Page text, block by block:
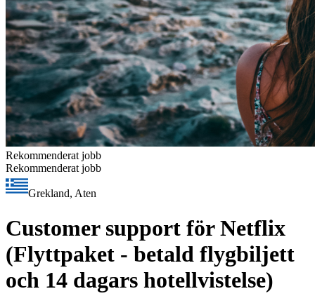
Rekommenderat jobb
Rekommenderat jobb
Grekland, Aten
Customer support för Netflix
(Flyttpaket - betald flygbiljett
och 14 dagars hotellvistelse)